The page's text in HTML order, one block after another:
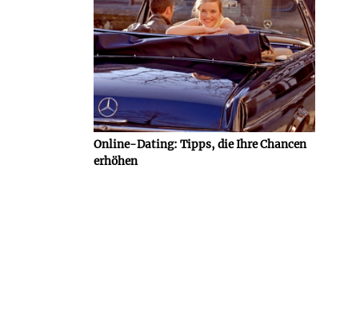
Online-Dating: Tipps, die Ihre Chancen
erhöhen